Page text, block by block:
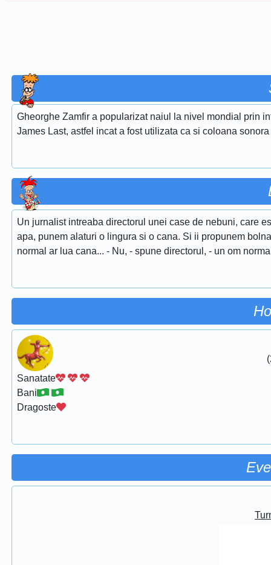
Gheorghe Zamfir a popularizat naiul la nivel mondial prin
James Last, astfel incat a fost utilizata ca si coloana
Un jurnalist intreaba directorul unei case de nebuni, care
apa, punem alaturi o lingura si o cana. Si ii propunem
normal ar lua cana... - Nu, - spune directorul, - un om
Sanatate
Bani
Dragoste